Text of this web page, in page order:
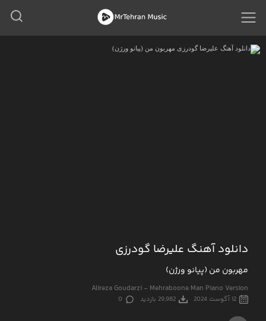
دانلود آهنگ علیرضا گودرزی
مهربون من (پیانو ورژن)
Alireza Goudarzi - Mehraboone Man Piano Version
12 آگوست 2024 29,982 بازدید 0